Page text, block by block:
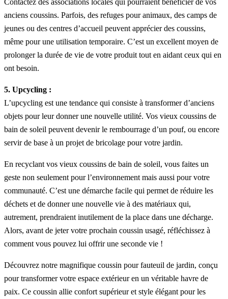
Contactez des associations locales qui pourraient bénéficier de vos
anciens coussins. Parfois, des refuges pour animaux, des camps de
jeunes ou des centres d’accueil peuvent apprécier des coussins,
même pour une utilisation temporaire. C’est un excellent moyen de
prolonger la durée de vie de votre produit tout en aidant ceux qui en
ont besoin.
5. Upcycling :
L’upcycling est une tendance qui consiste à transformer d’anciens
objets pour leur donner une nouvelle utilité. Vos vieux coussins de
bain de soleil peuvent devenir le rembourrage d’un pouf, ou encore
servir de base à un projet de bricolage pour votre jardin.
En recyclant vos vieux coussins de bain de soleil, vous faites un
geste non seulement pour l’environnement mais aussi pour votre
communauté. C’est une démarche facile qui permet de réduire les
déchets et de donner une nouvelle vie à des matériaux qui,
autrement, prendraient inutilement de la place dans une décharge.
Alors, avant de jeter votre prochain coussin usagé, réfléchissez à
comment vous pouvez lui offrir une seconde vie !
Découvrez notre magnifique coussin pour fauteuil de jardin, conçu
pour transformer votre espace extérieur en un véritable havre de
paix. Ce coussin allie confort supérieur et style élégant pour les